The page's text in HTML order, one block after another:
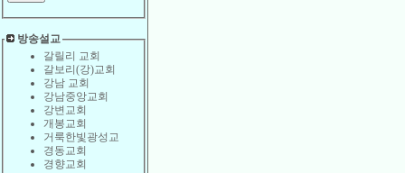
방송설교
갈릴리 교회
갈보리(강)교회
강남 교회
강남중앙교회
강변교회
개봉교회
거룩한빛광성교
경동교회
경향교회